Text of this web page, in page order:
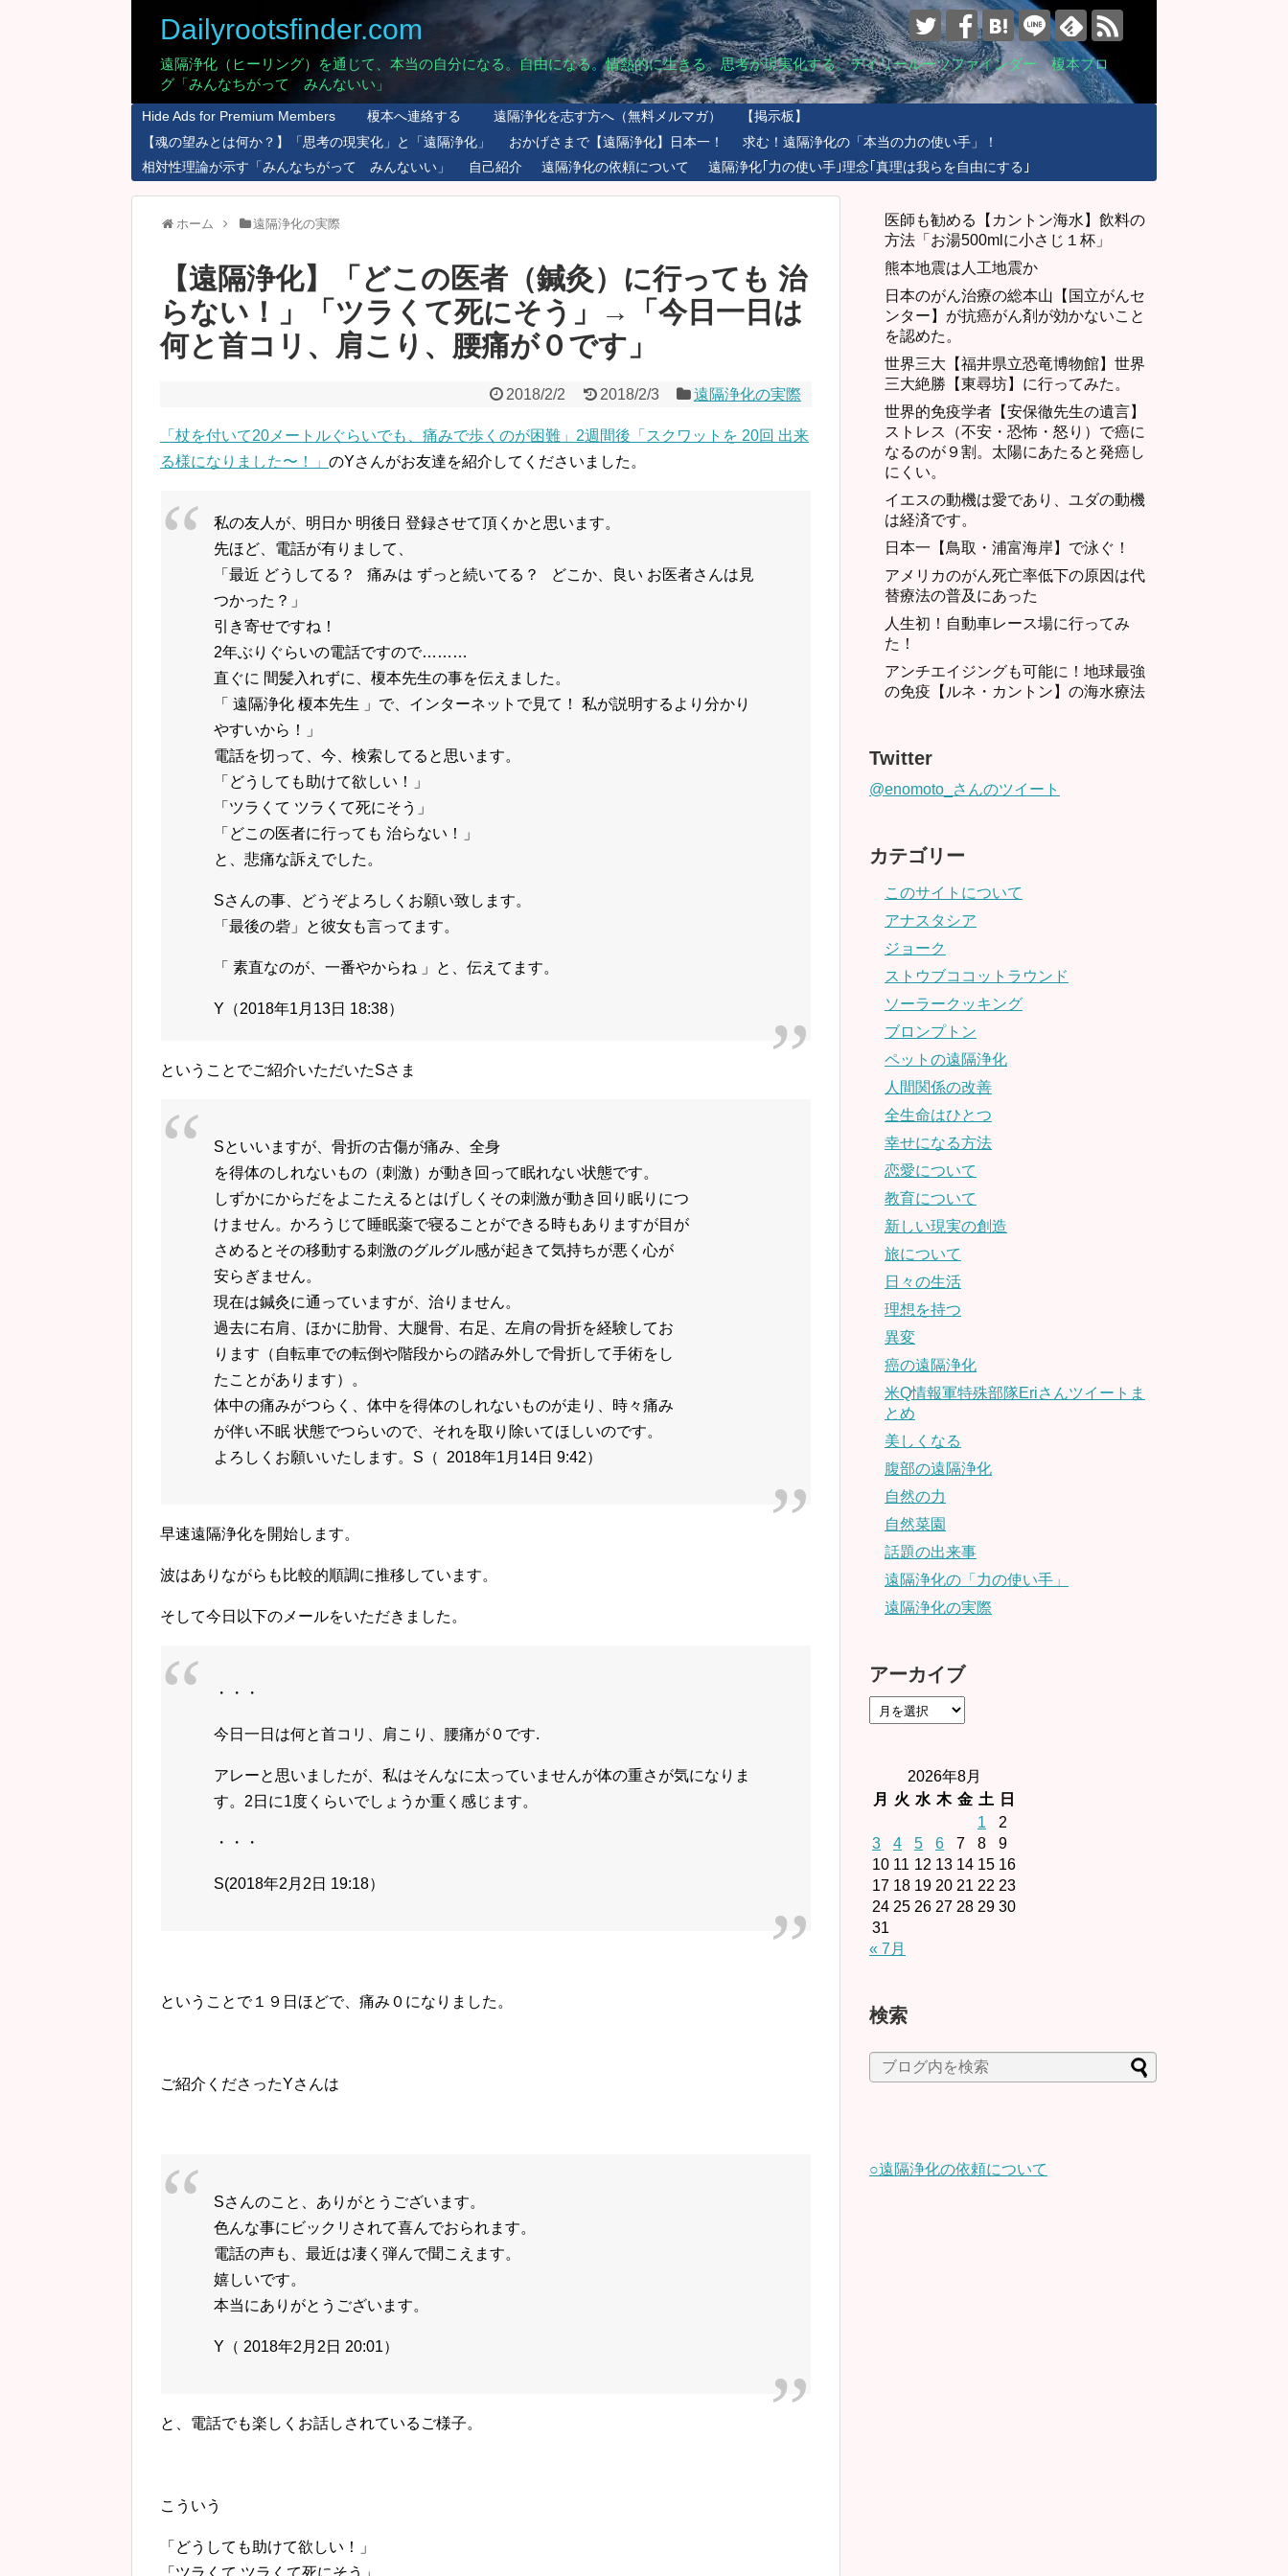
Dailyrootsfinder.com
遠隔浄化（ヒーリング）を通じて、本当の自分になる。自由になる。情熱的に生きる。思考が現実化する。デイリールーツファインダー 榎本ブロ
グ「みんなちがって みんないい」
Hide Ads for Premium Members 榎本へ連絡する 遠隔浄化を志す方へ（無料メルマガ）
【掲示板】
【魂の望みとは何か？】「思考の現実化」と「遠隔浄化」
おかげさまで【遠隔浄化】日本一！
求む！遠隔浄化の「本当の力の使い手」！
相対性理論が示す「みんなちがって みんないい」
自己紹介 遠隔浄化の依頼について 遠隔浄化｢力の使い手｣理念｢真理は我らを自由にする｣
ホーム 遠隔浄化の実際
【遠隔浄化】「どこの医者（鍼灸）に行っても 治
らない！」「ツラくて死にそう」→「今日一日は
何と首コリ、肩こり、腰痛が０です」
2018/2/2 2018/2/3 遠隔浄化の実際
「杖を付いて20メートルぐらいでも、痛みで歩くのが困難」2週間後「スクワットを 20回 出来
る様になりました〜！」 のYさんがお友達を紹介してくださいました。
私の友人が、明日か 明後日 登録させて頂 く かと思います。
先ほど、電話が有りまして
「最近 どうして る？ 痛みは ずっと続いて る？ どこか、良い お医者さんは見
つかった？」
引き寄せですね！
2年ぶりぐらいの電話ですので………
直ぐに 間髪入れずに、榎本先生の事を伝えました。
「 遠隔浄化 榎本先生 」で、インターネットで見て ！ 私が説明するより分かり
やすいから！」
電話を切って 、今、検索して ると思います。
「どうして も助けて欲しい！」
「 ツラ く て ツラ く て死にそう 」
「どこの医者に行って も 治らない！」
と、悲痛な訴えでした。
Sさんの事、どうぞよろしくお願い致します。
「最後の砦」と彼女も言ってます。
「 素直なのが、一番やからね 」と、伝えてます。
Y（2018年1月13日 18:38）
ということでご紹介いただいたSさま
Sといいますが、骨折の古傷が痛み、全身
を得体のしれないもの（刺激）が動き回って眠れない状態です。
しずかにからだをよこたえるとはげしくその刺激が動き回り眠りにつ
けません。 かろうじて睡眠薬で寝ることができる時もありますが目が
さめるとその移動する刺激のグルグル感が起きて気持ちが悪く心が
安らぎません。
現在は鍼灸に通っていますが、治りません。
過去に右肩、ほかに肋骨、大腿骨、右足、左肩の骨折を経験してお
ります（自転車での転倒や階段からの踏み外しで骨折して手術をし
たことがあります）。
体中の痛みがつらく、体中を得体のしれないものが走り、時々痛み
が伴い不眠 状態でつらいので、それを取り除いてほしいのです。
よろしくお願いいたします。S（ 2018年1月14日 9:42）
早速遠隔浄化を開始します。
波はありながらも比較的順調に推移しています。
そして今日以下のメールをいただきました。
・・・
今日一日は何と首コリ、肩こり、腰痛が０です.
アレーと思いましたが、 私はそんなに太っていませんが体の重さが気になりま
す。 2日に1度くらいでしょうか重く感じます。
・・・
S(2018年2月2日 19:18）
ということで１９日ほどで、痛み０になりました。
ご紹介くださったYさんは
Sさんのこと、ありがとうございます。
色んな事にビックリされて喜んでおられます。
電話の声も、最近は凄く弾んで聞こえます。
嬉しいです。
本当にありがとうございます。
Y（ 2018年2月2日 20:01）
と、電話でも楽しくお話しされているご様子。
こういう
「どうして も助けて欲しい！」
医師も勧める【カントン海水】飲料の
方法「お湯500mlに小さじ１杯」
熊本地震は人工地震か
日本のがん治療の総本山【国立がんセ
ンター】が抗癌がん剤が効かないこと
を認めた。
世界三大【福井県立恐竜博物館】世界
三大絶勝【東尋坊】に行ってみた。
世界的免疫学者【安保徹先生の遺言】
ストレス（不安・恐怖・怒り）で癌に
なるのが９割。太陽にあたると発癌し
にくい。
イエスの動機は愛であり、ユダの動機
は経済です。
日本一【鳥取・浦富海岸】で泳ぐ！
アメリカのがん死亡率低下の原因は代
替療法の普及にあった
人生初！自動車レース場に行ってみ
た！
アンチエイジングも可能に！地球最強
の免疫【ルネ・カントン】の海水療法
Twitter
@enomoto_さんのツイート
カテゴリー
このサイトについて
アナスタシア
ジョーク
ストウブココットラウンド
ソーラークッキング
ブロンプトン
ペットの遠隔浄化
人間関係の改善
全生命はひとつ
幸せになる方法
恋愛について
教育について
新しい現実の創造
旅について
日々の生活
理想を持つ
異変
癌の遠隔浄化
米Q情報軍特殊部隊Eriさんツイートま
とめ
美しくなる
腹部の遠隔浄化
自然の力
自然菜園
話題の出来事
遠隔浄化の「力の使い手」
遠隔浄化の実際
アーカイブ
2026年8月
月
火 水 木 金 土
日
1
2
3
4 5 6 7 8
9
10 11 12 13 14 15 16
17 18 19 20 21 22 23
24 25 26 27 28 29 30
31
« 7月
検索
○遠隔浄化の依頼について